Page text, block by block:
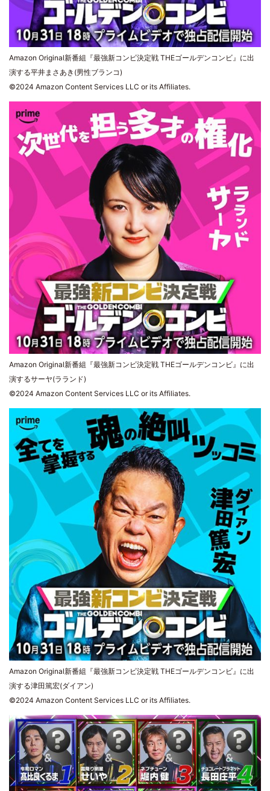
Amazon Original新番組『最強新コンビ決定戦 THEゴールデンコンビ』に出
演する平井まさあき(男性ブランコ)
©2024 Amazon Content Services LLC or its Affiliates.
Amazon Original新番組『最強新コンビ決定戦 THEゴールデンコンビ』に出
演するサーヤ(ラランド)
©2024 Amazon Content Services LLC or its Affiliates.
Amazon Original新番組『最強新コンビ決定戦 THEゴールデンコンビ』に出
演する津田篤宏(ダイアン)
©2024 Amazon Content Services LLC or its Affiliates.